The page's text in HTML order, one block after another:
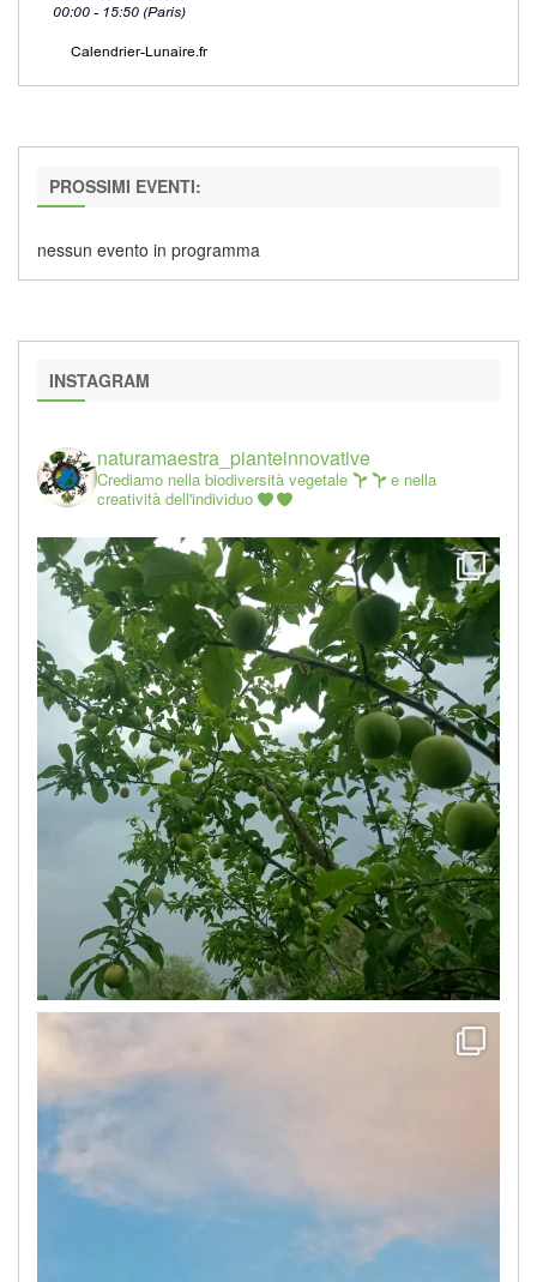
PROSSIMI EVENTI:
nessun evento in programma
INSTAGRAM
naturamaestra_pianteinnovative
Crediamo nella biodiversità vegetale
e nella
creatività dell'individuo